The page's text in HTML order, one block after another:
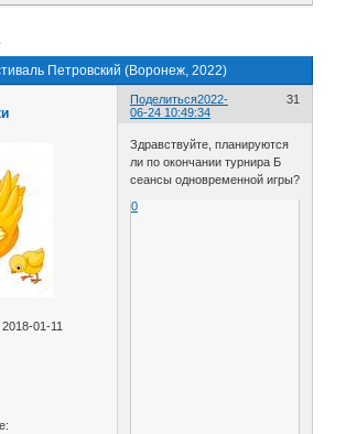
Петровский (Воронеж, 2022)
Поделиться 31
2022-
06-24 10:49:34
2018-01-11
Здравствуйте, планируются
ли по окончании турнира Б
сеансы одновременной игры?
0